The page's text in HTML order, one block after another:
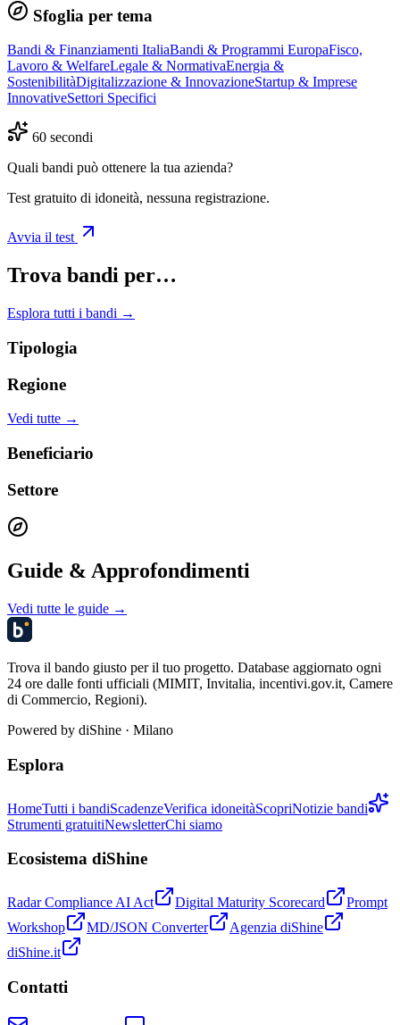
Sfoglia per tema
Bandi & Finanziamenti ItaliaBandi & Programmi EuropaFisco,
Lavoro & WelfareLegale & NormativaEnergia &
SostenibilitàDigitalizzazione & InnovazioneStartup & Imprese
InnovativeSettori Specifici
60 secondi
Quali bandi può ottenere la tua azienda?
Test gratuito di idoneità, nessuna registrazione.
Avvia il test
Trova bandi per…
Esplora tutti i bandi →
Tipologia
Regione
Vedi tutte →
Beneficiario
Settore
Guide & Approfondimenti
Vedi tutte le guide →
Trova il bando giusto per il tuo progetto. Database aggiornato ogni
24 ore dalle fonti ufficiali (MIMIT, Invitalia, incentivi.gov.it, Camere
di Commercio, Regioni).
Powered by diShine · Milano
Esplora
HomeTutti i bandiScadenzeVerifica idoneitàScopriNotizie bandi
Strumenti gratuitiNewsletterChi siamo
Ecosistema diShine
Radar Compliance AI Act Digital Maturity Scorecard
Prompt
Workshop
MD/JSON Converter
Agenzia diShine
diShine.it
Contatti